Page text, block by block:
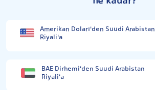
Amerikan Doları'den Suudi Arabistan
Riyali'a
BAE Dirhemi'den Suudi Arabistan
Riyali'a